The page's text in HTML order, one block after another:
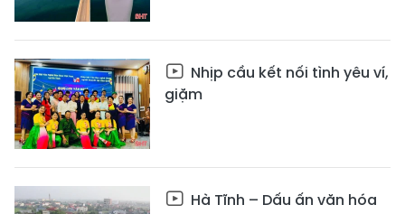
Nhịp cầu kết nối tình yêu ví,
giặm
Hà Tĩnh – Dấu ấn văn hóa